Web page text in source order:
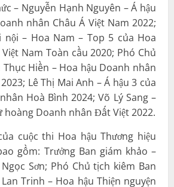
– Nguyễn Hạnh Nguyên – Á hậu
nhân Châu Á Việt Nam 2022;
nội – Hoa Nam – Top 5 của Hoa
Nam Toàn cầu 2020; Phó Chủ
Hiền – Hoa hậu Doanh nhân
Lê Thị Mai Anh – Á hậu 3 của
Hoà Bình 2024; Võ Lý Sang –
hoàng Doanh nhân Đất Việt 2022.
cuộc thi Hoa hậu Thương hiệu
gồm: Trưởng Ban giám khảo –
Sơn; Phó Chủ tịch kiêm Ban
Trinh – Hoa hậu Thiện nguyện